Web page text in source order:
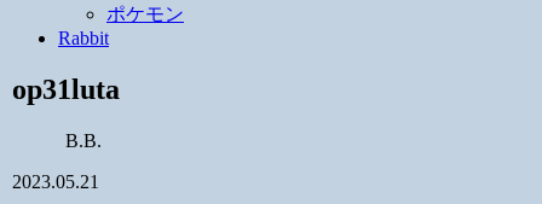
ポケモン
Rabbit
op31luta
B.B.
2023.05.21